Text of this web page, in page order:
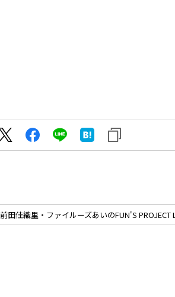
前田佳織里・ファイルーズあいのFUN'S PROJECT